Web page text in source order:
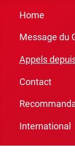
Home
Message du
Appels
Contact
International